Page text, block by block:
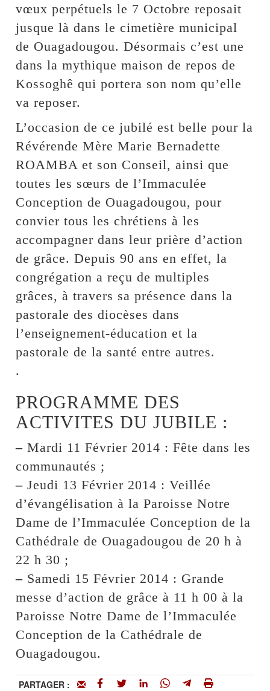
vœux perpétuels le 7 Octobre reposait
jusque là dans le cimetière municipal
de Ouagadougou. Désormais c’est une
dans la mythique maison de repos de
Kossoghê qui portera son nom qu’elle
va reposer.
L’occasion de ce jubilé est belle pour la
Révérende Mère Marie Bernadette
ROAMBA et son Conseil, ainsi que
toutes les sœurs de l’Immaculée
Conception de Ouagadougou, pour
convier tous les chrétiens à les
accompagner dans leur prière d’action
de grâce. Depuis 90 ans en effet, la
congrégation a reçu de multiples
grâces, à travers sa présence dans la
pastorale des diocèses dans
l’enseignement-éducation et la
pastorale de la santé entre autres.
.
PROGRAMME DES
ACTIVITES DU JUBILE :
– Mardi 11 Février 2014 : Fête dans les
communautés ;
– Jeudi 13 Février 2014 : Veillée
d’évangélisation à la Paroisse Notre
Dame de l’Immaculée Conception de la
Cathédrale de Ouagadougou de 20 h à
22 h 30 ;
– Samedi 15 Février 2014 : Grande
messe d’action de grâce à 11 h 00 à la
Paroisse Notre Dame de l’Immaculée
Conception de la Cathédrale de
Ouagadougou.
PARTAGER :